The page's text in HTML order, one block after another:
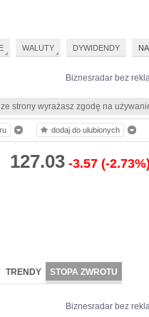
Biznesradar bez
strony wyrażasz zgodę na
127.03 -3.57 (-2.73%)
TRENDY STOPA ZWROTU
Biznesradar bez
dodaj do ulubionych
WALUTY DYWIDENDY